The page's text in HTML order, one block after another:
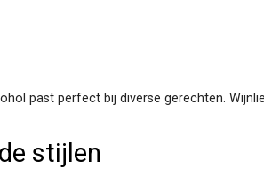
past perfect bij diverse gerechten.
stijlen